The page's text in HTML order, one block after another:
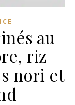
au
riz
nori et